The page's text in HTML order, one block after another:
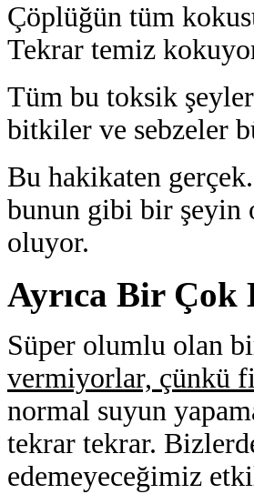
Çöplüğün tüm
Tekrar temiz
Tüm bu toksik
bitkiler ve sebzeler
Bu hakikaten
bunun gibi bir şeyin
oluyor.
Ayrıca Bir Çok
Süper olumlu olan
vermiyorlar, çünkü
normal suyun
tekrar tekrar.
edemeyeceğimiz